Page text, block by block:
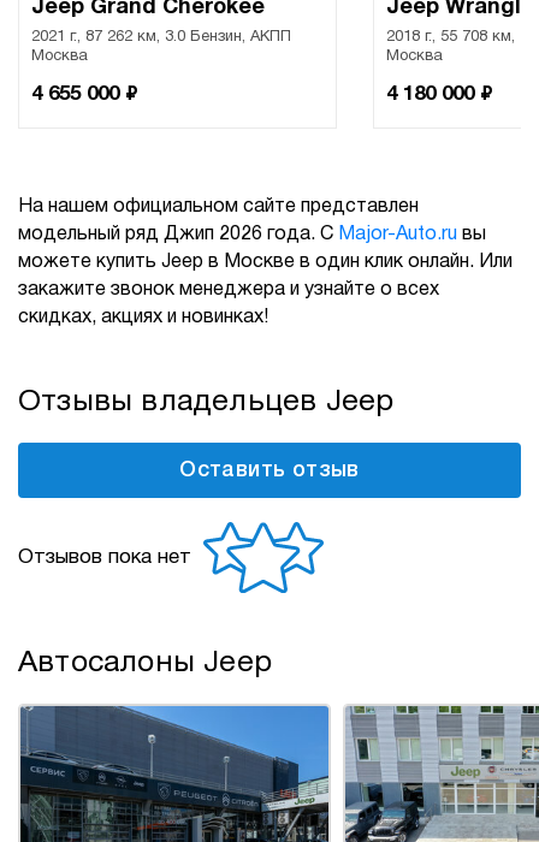
Jeep Grand Cherokee
2021 г., 87 262 км, 3.0 Бензин, АКПП
Москва
4 655 000 ₽
Jeep
2018 г., 55 708 км,
Москва
4 180 000 ₽
На нашем официальном сайте представлен
модельный ряд Джип 2026 года. С Major-Auto.ru вы
можете купить Jeep в Москве в один клик онлайн. Или
закажите звонок менеджера и узнайте о всех
скидках, акциях и новинках!
Отзывы владельцев Jeep
Оставить отзыв
Отзывов пока нет
Автосалоны Jeep